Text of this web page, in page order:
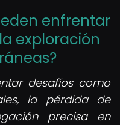
enfrentar
exploración
desafíos como
la pérdida de
precisa en